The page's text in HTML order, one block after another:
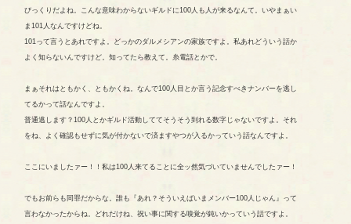
びっくりだよね。こんな意味わからないギルドに100人も人が来るなんて。いやまぁい
ま101人なんですけどね。
101って言うとあれですよ。どっかのダルメシアンの家族ですよ。私あれどういう話か
よく知らないんですけど。知ってたら教えて。糸電話とかで。
まぁそれはともかく、ともかくね。なんで100人目とか言う記念すべきナンバーを逃し
てるかって話なんですよ。
普通逃します？100人とかギルド活動しててそうそう到れる数字じゃないですよ。それ
をね、よく確認もせずに気が付かないで済ますやつが入るかっていう話なんですよ。
ここにいましたァー！！私は100人来てることに全ッ然気づいていませんでしたァー！
でもお前らも同罪だからな。誰も『あれ？そういえばいまメンバー100人じゃん』って
言わなかったからね。どれだけね、祝い事に関する嗅覚が鈍いかっていう話ですよ。